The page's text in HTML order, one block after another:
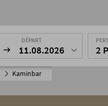
Kaminbar
DÉPART
11.08.2026 2